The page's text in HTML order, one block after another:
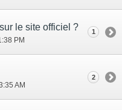
le site officiel ?
PM
1
AM
2